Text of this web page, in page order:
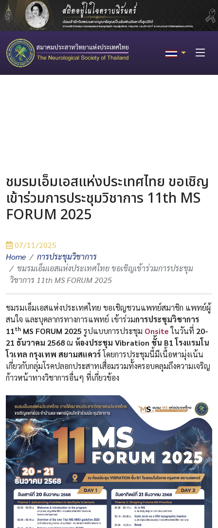
ชมรมเอ็มเอสแห่งประเทศไทย ขอเชิญ
เข้าร่วมการประชุมวิชาการ 11th MS
FORUM 2025
07/11/2025
Home
การประชุมวิชาการ
ชมรมเอ็มเอสแห่งประเทศไทย ขอเชิญเข้าร่วมการประชุม
วิชาการ 11th MS FORUM 2025
ชมรมเอ็มเอสแห่งประเทศไทย ขอเชิญชวนแพทย์สมาชิก แพทย์ผู้
สนใจ และบุคลากรทางการแพทย์ เข้าร่วมการประชุมวิชาการ
11th MS FORUM 2025 รูปแบบการประชุม Onsiteในวันที่ 20-
21 ธันวาคม 2568ณ ห้องประชุม Vibration ชั้น B1 โรงแรมโน
โวเทล กรุงเทพ สยามสแควร์โดยการประชุมนี้มีเนื้อหามุ่งเน้น
เกี่ยวกับกลุ่มโรคปลอกประสาทเสื่อมรวมทั้งครอบคลุมถึงความเจริญ
ก้าวหน้าทางวิชาการอื่นๆ ที่เกี่ยวข้อง